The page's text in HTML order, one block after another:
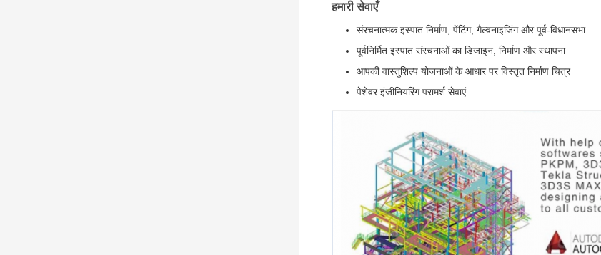
हमारी सेवाएँ
संरचनात्मक इस्पात निर्माण, पेंटिंग, गैल्वनाइजिंग और पूर्व-विधानसभा
पूर्वनिर्मित इस्पात संरचनाओं का डिजाइन, निर्माण और स्थापना
आपकी वास्तुशिल्प योजनाओं के आधार पर विस्तृत निर्माण चित्र
पेशेवर इंजीनियरिंग परामर्श सेवाएं